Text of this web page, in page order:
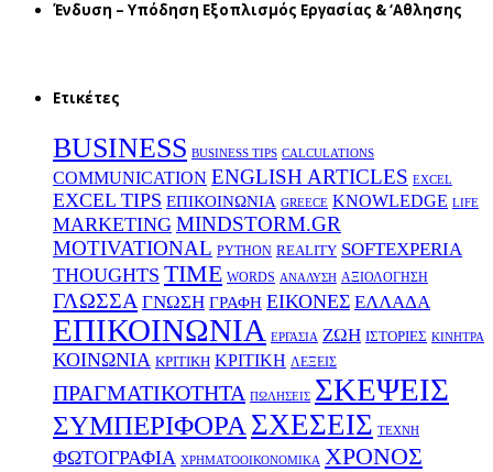
Ένδυση – Υπόδηση Εξοπλισμός Εργασίας & ‘Aθλησης
Ετικέτες
BUSINESS BUSINESS TIPS CALCULATIONS
COMMUNICATION ENGLISH ARTICLES EXCEL
EXCEL TIPS EΠΙΚΟΙΝΩΝΙΑ GREECE KNOWLEDGE LIFE
MARKETING MINDSTORM.GR
MOTIVATIONAL PYTHON REALITY SOFTEXPERIA
THOUGHTS TIME WORDS ΑΝΑΛΥΣΗ ΑΞΙΟΛΟΓΗΣΗ
ΓΛΩΣΣΑ ΓΝΩΣΗ ΓΡΑΦΗ ΕΙΚΟΝΕΣ ΕΛΛΑΔΑ
ΕΠΙΚΟΙΝΩΝΙΑ ΕΡΓΑΣΙΑ ΖΩΗ ΙΣΤΟΡΙΕΣ ΚΙΝΗΤΡΑ
ΚΟΙΝΩΝΙΑ ΚΡΙΤΙΚΗ ΚΡΙΤΙΚΗ ΛΕΞΕΙΣ
ΠΡΑΓΜΑΤΙΚΟΤΗΤΑ ΠΩΛΗΣΕΙΣ ΣΚΕΨΕΙΣ
ΣΥΜΠΕΡΙΦΟΡΑΣΧΕΣΕΙΣ ΤΕΧΝΗ
ΦΩΤΟΓΡΑΦΙΑ ΧΡΗΜΑΤΟΟΙΚΟΝΟΜΙΚΑ ΧΡΟΝΟΣ